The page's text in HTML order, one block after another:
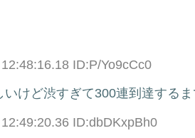
ID:P/Yo9cCc0
けど渋すぎて300連到達する
ID:dbDKxpBh0